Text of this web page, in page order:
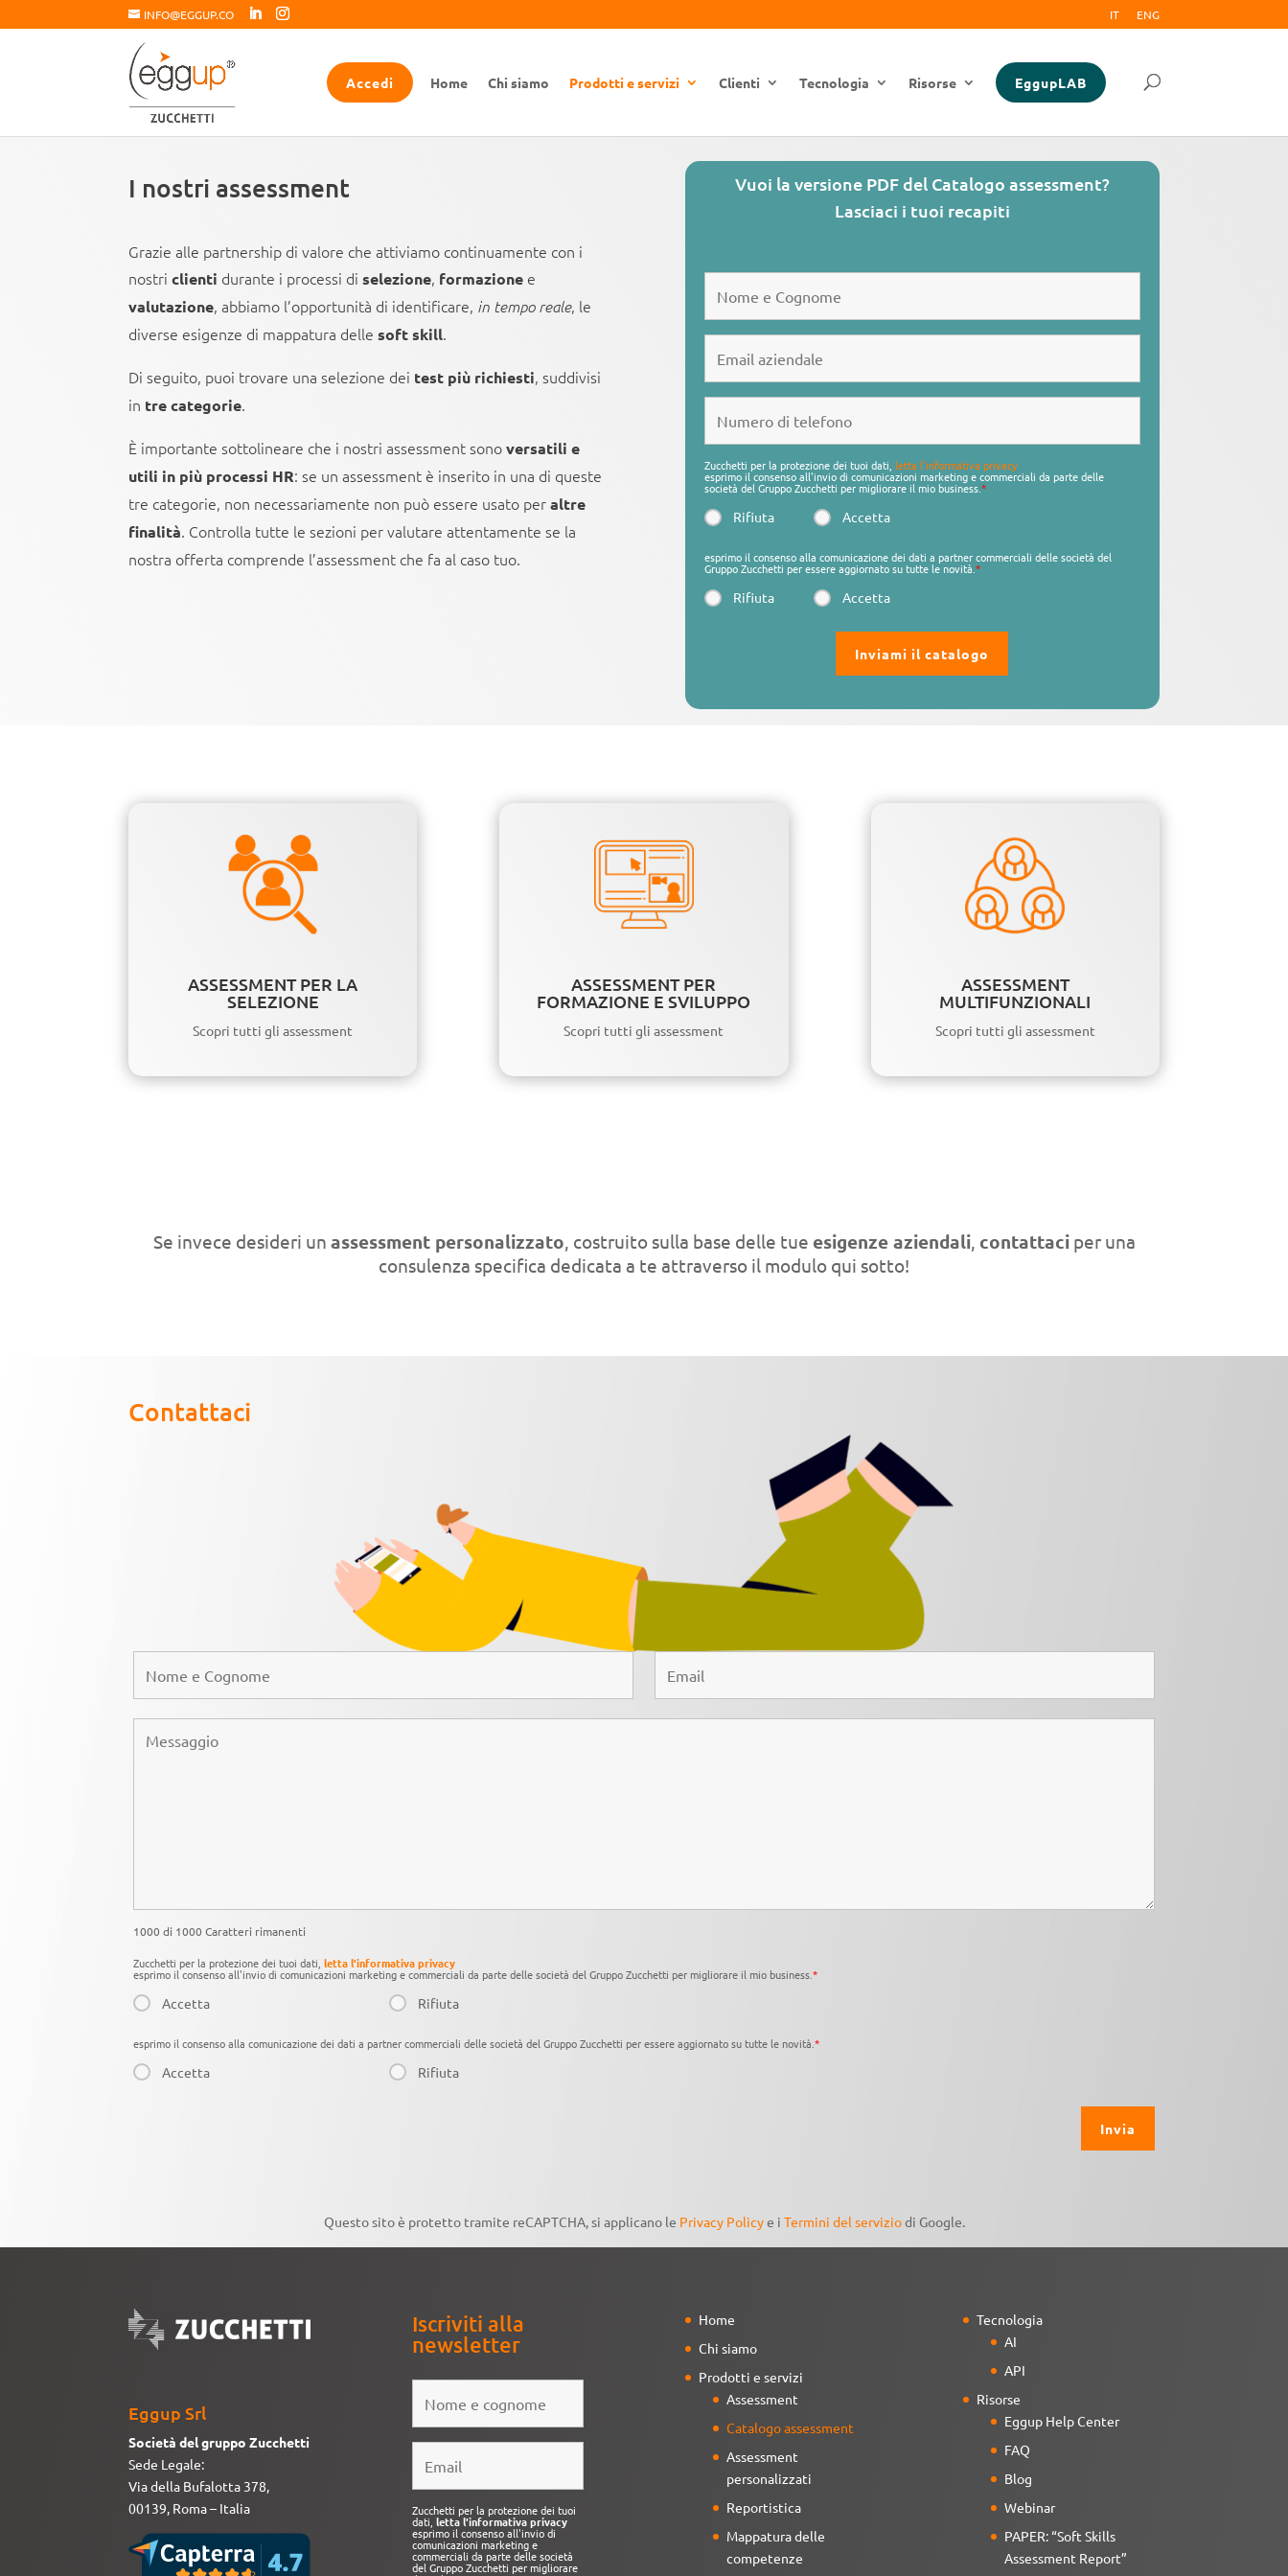
INFO@EGGUP.CO IT ENG
Accedi Home Chi siamo Prodotti e servizi Clienti Tecnologia Risorse EggupLAB
I nostri assessment
Grazie alle partnership di valore che attiviamo continuamente con i
nostriclienti durante i processi diselezione, formazione e
valutazione, abbiamo l’opportunità di identificare, in tempo reale, le
diverse esigenze di mappatura dellesoft skill.
Di seguito, puoi trovare una selezione dei test più richiesti, suddivisi
in tre categorie.
È importante sottolineare che i nostri assessment sonoversatili e
utili in più processi HR: se un assessment è inserito in una di queste
tre categorie, non necessariamente non può essere usato peraltre
finalità. Controlla tutte le sezioni per valutare attentamente se la
nostra offerta comprende l’assessment che fa al caso tuo.
Vuoi la versione PDF del Catalogo assessment?
Lasciaci i tuoi recapiti
Zucchetti per la protezione dei tuoi dati, letta l'informativa privacy
esprimo il consenso all'invio di comunicazioni marketing e commerciali da parte delle
società del Gruppo Zucchetti per migliorare il mio business.*
Rifiuta Accetta
esprimo il consenso alla comunicazione dei dati a partner commerciali delle società del
Gruppo Zucchetti per essere aggiornato su tutte le novità.*
Rifiuta Accetta
ASSESSMENT PER LA
SELEZIONE
Scopri tutti gli assessment
ASSESSMENT PER
FORMAZIONE E SVILUPPO
Scopri tutti gli assessment
ASSESSMENT
MULTIFUNZIONALI
Scopri tutti gli assessment
Se invece desideri un assessment personalizzato, costruito sulla base delle tue esigenze aziendali, contattaciper una
consulenza specifica dedicata a te attraverso il modulo qui sotto!
Contattaci
1000 di 1000 Caratteri rimanenti
Zucchetti per la protezione dei tuoi dati,letta l'informativa privacy
esprimo il consenso all'invio di comunicazioni marketing e commerciali da parte delle società del Gruppo Zucchetti per migliorare il mio business.*
Accetta Rifiuta
esprimo il consenso alla comunicazione dei dati a partner commerciali delle società del Gruppo Zucchetti per essere aggiornato su tutte le novità.*
Accetta Rifiuta
Questo sito è protetto tramite reCAPTCHA, si applicano le Privacy Policye i Termini del serviziodi Google.
Eggup Srl
Società del gruppo Zucchetti
Sede Legale:
Via della Bufalotta 378,
00139, Roma – Italia
Iscriviti alla
newsletter
Zucchetti per la protezione dei tuoi
dati, letta l'informativa privacy
esprimo il consenso all'invio di
comunicazioni marketing e
commerciali da parte delle società
del Gruppo Zucchetti per migliorare
Home
Chi siamo
Prodotti e servizi
Assessment
Catalogo assessment
Assessment
personalizzati
Reportistica
Mappatura delle
competenze
Tecnologia
AI
API
Risorse
Eggup Help Center
FAQ
Blog
Webinar
PAPER: “Soft Skills
Assessment Report”